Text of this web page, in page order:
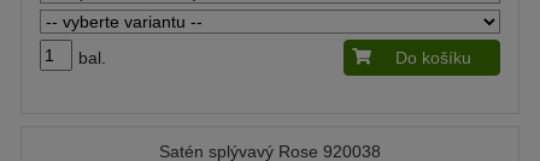
bal. Do košíku
Satén splývavý Rose 920038